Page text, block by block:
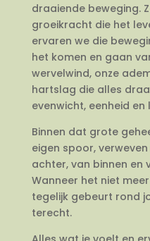
draaiende beweging.
groeikracht die het
ervaren we die
het komen en gaan
wervelwind, onze
hartslag die alles
evenwicht, eenheid en
Binnen dat grote
eigen spoor,
achter, van binnen en
Wanneer het niet
tegelijk gebeurt rond
terecht.